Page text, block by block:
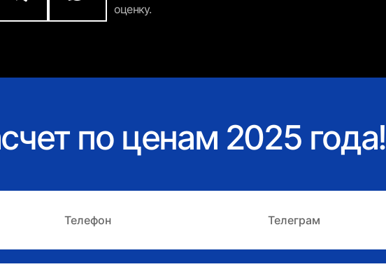
оценку.
по ценам 2025 года!